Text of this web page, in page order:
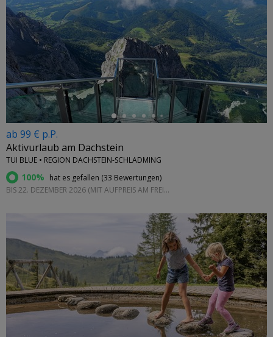
←
ab 99 € p.P.
Aktivurlaub am Dachstein
TUI BLUE • REGION DACHSTEIN-SCHLADMING
100% hat es gefallen (33 Bewertungen)
BIS 22. DEZEMBER 2026 (MIT AUFPREIS AM FREITAG UND SAMSTAG)